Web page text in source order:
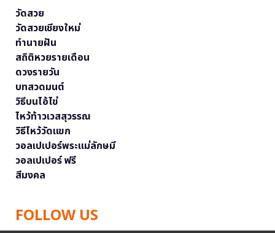
วัดสวย
วัดสวยเชียงใหม่
ทำนายฝัน
สถิติหวยรายเดือน
ดวงรายวัน
บทสวดมนต์
วิธีบนไอ้ไข่
ไหว้ท้าวเวสสุวรรณ
วิธีไหว้วัดแขก
วอลเปเปอร์พระแม่ลักษมี
วอลเปเปอร์ ฟรี
สีมงคล
FOLLOW US